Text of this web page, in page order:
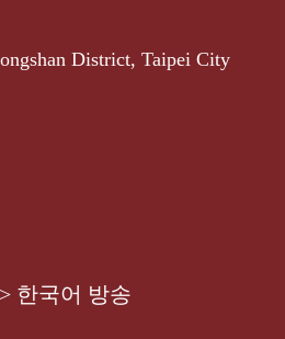
District, Taipei City
한국어 방송